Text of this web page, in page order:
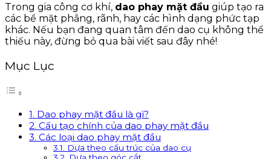
Trong gia công cơ khí, dao phay mặt đầu giúp tạo ra
các bề mặt phẳng, rãnh, hay các hình dạng phức tạp
khác. Nếu bạn đang quan tâm đến dao cụ không thể
thiếu này, đừng bỏ qua bài viết sau đây nhé!
Mục Lục
1. Dao phay mặt đầu là gì?
2. Cấu tạo chính của dao phay mặt đầu
3. Các loại dao phay mặt đầu
3.1. Dựa theo cấu trúc của dao cụ